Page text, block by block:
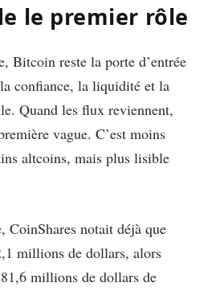
le premier rôle
Bitcoin reste la porte d’entrée
confiance, la liquidité et la
Quand les flux reviennent,
vague. C’est moins
altcoins, mais plus lisible
CoinShares notait déjà que
millions de dollars, alors
millions de dollars de